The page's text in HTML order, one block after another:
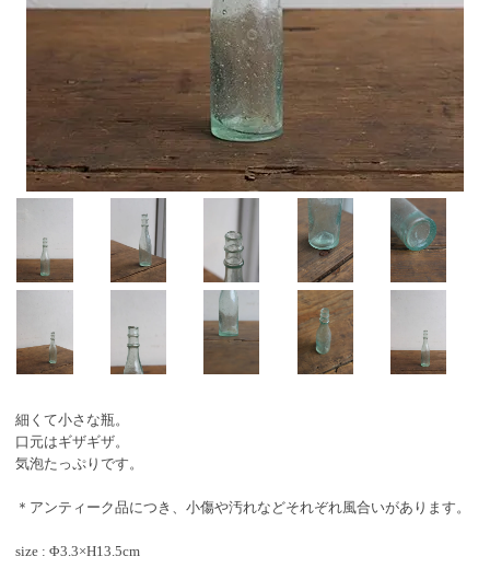
細くて小さな瓶。
口元はギザギザ。
気泡たっぷりです。
＊アンティーク品につき、小傷や汚れなどそれぞれ風合いがあります。
size : Φ3.3×H13.5cm